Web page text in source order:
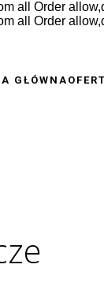
all Order
all Order
GŁÓWNA